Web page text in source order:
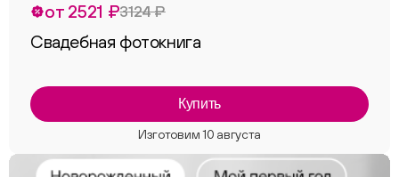
от 2521 ₽3124 ₽
Свадебная фотокнига
Купить